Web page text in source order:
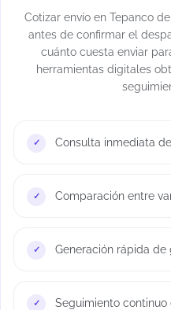
Cotizar envío en Tepanco
antes de confirmar el
cuánto cuesta enviar
herramientas digitales
Consulta inmediata
Comparación entre
Generación rápida de
Seguimiento continuo